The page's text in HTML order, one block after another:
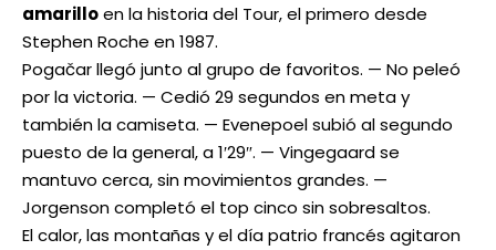
amarilloen la historia del Tour, el primero desde
Stephen Roche en 1987.
Pogačar llegó junto al grupo de favoritos. — No peleó
por la victoria. — Cedió 29 segundos en meta y
también la camiseta. — Evenepoel subió al segundo
puesto de la general, a 1′29″. — Vingegaard se
mantuvo cerca, sin movimientos grandes. —
Jorgenson completó el top cinco sin sobresaltos.
El calor, las montañas y el día patrio francés agitaron